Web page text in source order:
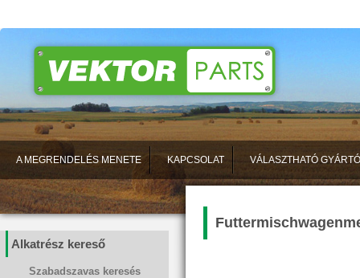
A MEGRENDELÉS MENETE KAPCSOLAT VÁLASZTHATÓ
Alkatrész kereső
Szabadszavas keresés